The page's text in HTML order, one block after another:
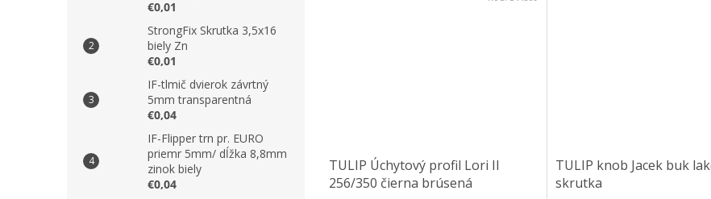
€0,01
StrongFix Skrutka 3,5x16
biely Zn
€0,01
IF-tlmič dvierok závrtný
5mm transparentná
€0,04
IF-Flipper trn pr. EURO
priemr 5mm/ dĺžka 8,8mm
zinok biely
€0,04
TULIP Úchytový profil Lori II
256/350 čierna brúsená
TULIP knob Jacek buk
skrutka